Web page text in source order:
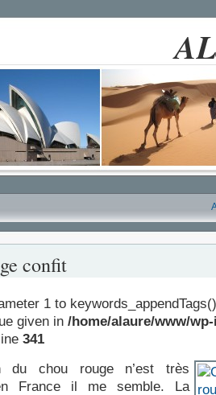
confit
1 to
given in /home/alaure/www/
341
du chou rouge n’est très
France il me semble. La